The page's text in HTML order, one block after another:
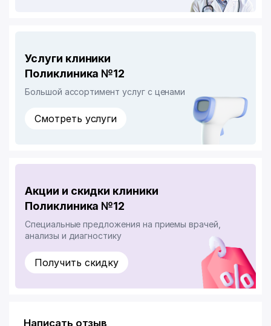
Услуги клиники
Поликлиника №12
Большой ассортимент услуг с ценами
Смотреть услуги
Акции и скидки клиники
Поликлиника №12
Специальные предложения на приемы врачей,
анализы и диагностику
Получить скидку
Написать отзыв